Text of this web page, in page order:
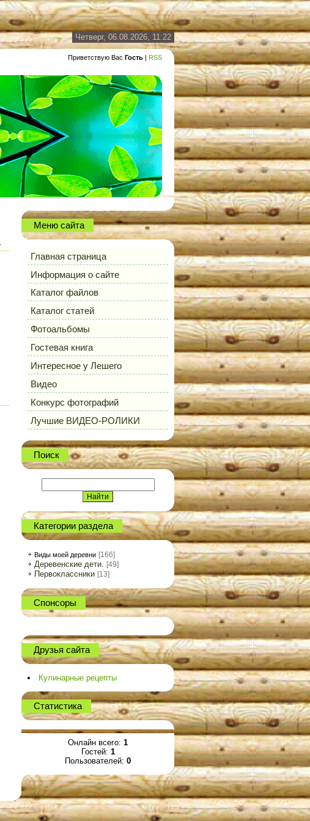
Четверг, 06.08.2026, 11:22
Приветствую Вас Гость | RSS
Меню сайта
Главная страница
Информация о сайте
Каталог файлов
Каталог статей
Фотоальбомы
Гостевая книга
Интересное у Лешего
Видео
Конкурс фотографий
Лучшие ВИДЕО-РОЛИКИ
Поиск
Категории раздела
Виды моей деревни [166]
Деревенские дети. [49]
Первоклассники [13]
Спонсоры
Друзья сайта
Кулинарные рецепты
Статистика
Онлайн всего: 1
Гостей: 1
Пользователей: 0